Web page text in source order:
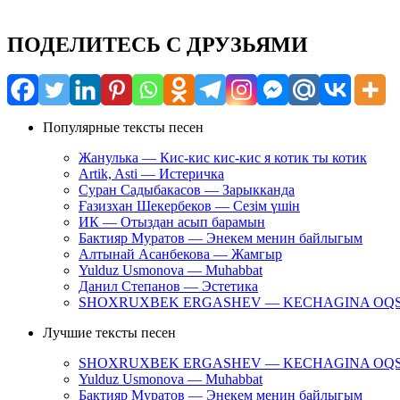
ПОДЕЛИТЕСЬ С ДРУЗЬЯМИ
Популярные тексты песен
Жанулька — Кис-кис кис-кис я котик ты котик
Artik, Asti — Истеричка
Суран Садыбакасов — Зарыкканда
Ғазизхан Шекербеков — Сезім үшін
ИК — Отыздан асып барамын
Бактияр Муратов — Энекем менин байлыгым
Алтынай Асанбекова — Жамгыр
Yulduz Usmonova — Muhabbat
Данил Степанов — Эстетика
SHOXRUXBEK ERGASHEV — KECHAGINA
Лучшие тексты песен
SHOXRUXBEK ERGASHEV — KECHAGINA
Yulduz Usmonova — Muhabbat
Бактияр Муратов — Энекем менин байлыгым